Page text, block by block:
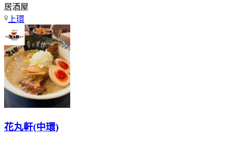
居酒屋
上環
花丸軒(中環)